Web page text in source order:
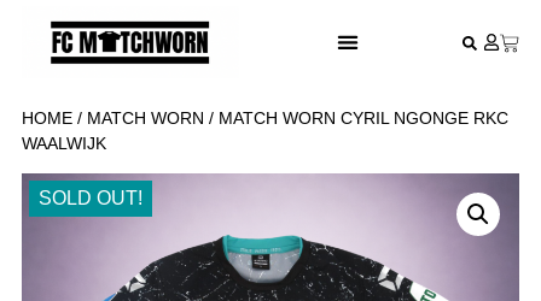
HOME/ MATCH WORN / MATCH WORN CYRIL NGONGE RKC
WAALWIJK
SOLD OUT!